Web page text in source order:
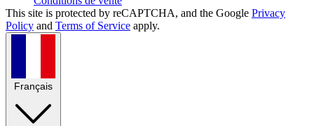
This site is protected by reCAPTCHA, and the Google Privacy
Policy and Terms of Service apply.
Français